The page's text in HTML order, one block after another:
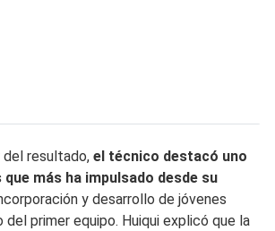
del resultado, el técnico destacó uno
más ha impulsado desde su
y desarrollo de jóvenes
primer equipo. Huiqui explicó que la